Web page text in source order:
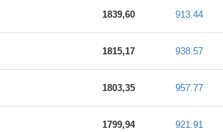
1839,60 913.44
1815,17 938.57
1803,35 957.77
1799,94 921.91